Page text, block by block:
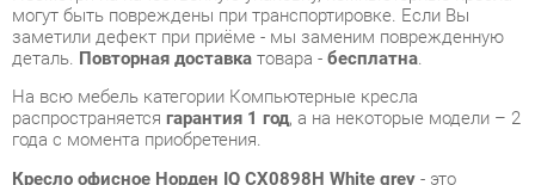
Кресло офисное Норден IQ CX0898H White grey - это
качественное изделие производстваНорден,
соответствующее современному государственному
Надеемся, вы останетесь довольны вашим приобретением, и
будем рады, если вы оставите отзыв об опыте его
использования, который поможет сориентироваться нашим
будущим покупателям.